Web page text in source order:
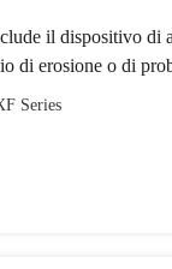
il dispositivo di
di erosione o di
Series